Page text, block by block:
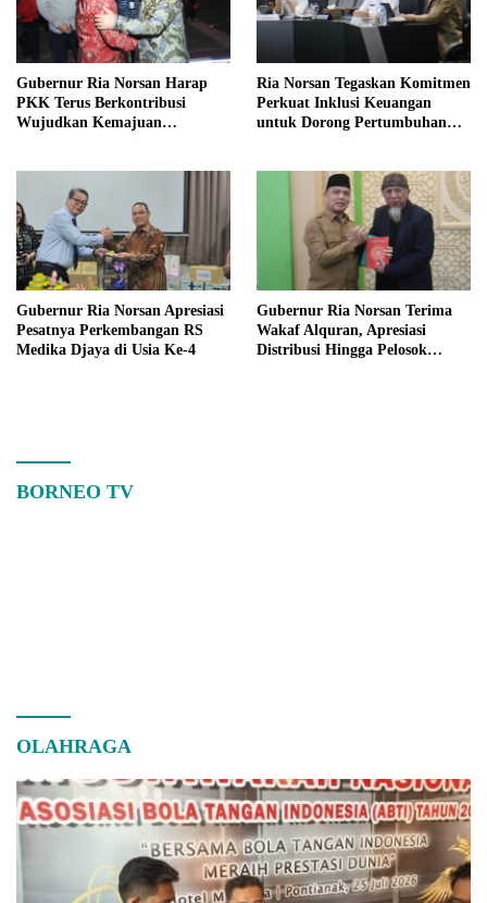
Gubernur Ria Norsan Harap
PKK Terus Berkontribusi
Wujudkan Kemajuan
Ria Norsan Tegaskan Komitmen
Perkuat Inklusi Keuangan
untuk Dorong Pertumbuhan
Gubernur Ria Norsan Apresiasi
Pesatnya Perkembangan RS
Medika Djaya di Usia Ke-4
Gubernur Ria Norsan Terima
Wakaf Alquran, Apresiasi
Distribusi Hingga Pelosok
BORNEO TV
OLAHRAGA